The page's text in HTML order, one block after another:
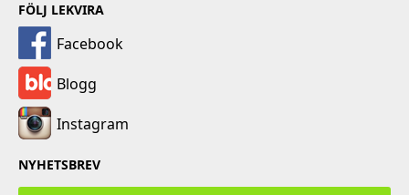
FÖLJ LEKVIRA
Facebook
Blogg
Instagram
NYHETSBREV